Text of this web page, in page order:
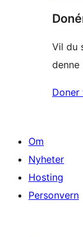
Vil du
denne
Doner
Om
Nyheter
Hosting
Personvern